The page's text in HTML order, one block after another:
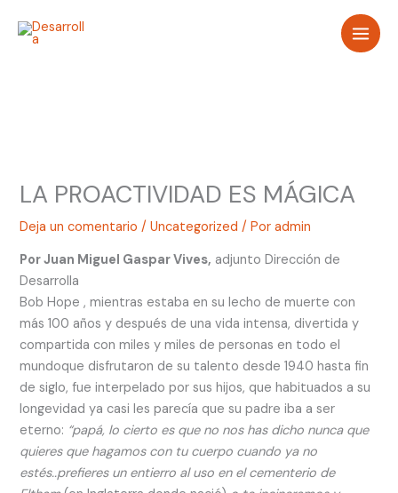
LA PROACTIVIDAD ES MÁGICA
Deja un comentario /Uncategorized / Poradmin
Por Juan Miguel Gaspar Vives, adjunto Dirección de
Desarrolla
Bob Hope , mientras estaba en su lecho de muerte con
más 100 años y después de una vida intensa, divertida y
compartida con miles y miles de personas en todo el
mundoque disfrutaron de su talento desde 1940 hasta fin
de siglo, fue interpelado por sus hijos, que habituados a su
longevidad ya casi les parecía que su padre iba a ser
eterno: “papá, lo cierto es que no nos has dicho nunca que
quieres que hagamos con tu cuerpo cuando ya no
estés..prefieres un entierro al uso en el cementerio de